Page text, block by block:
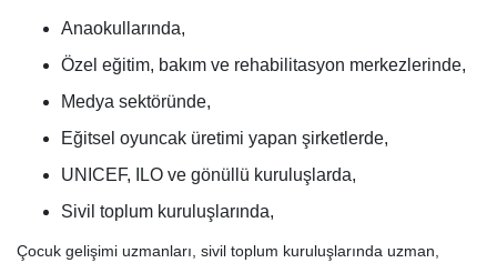
Anaokullarında,
Özel eğitim, bakım ve rehabilitasyon merkezlerinde,
Medya sektöründe,
Eğitsel oyuncak üretimi yapan şirketlerde,
UNICEF, ILO ve gönüllü kuruluşlarda,
Sivil toplum kuruluşlarında,
Çocuk gelişimi uzmanları, sivil toplum kuruluşlarında uzman,